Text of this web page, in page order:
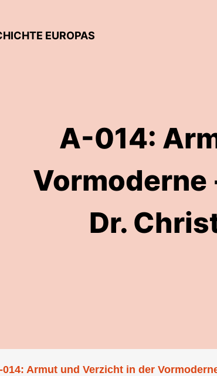
EUROPAS
A-014:
Vormoderne
Dr.
014: Armut und Verzicht in der